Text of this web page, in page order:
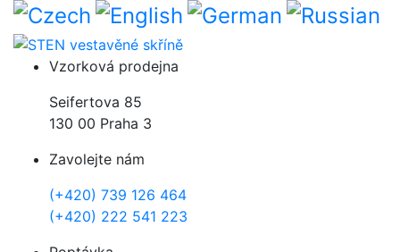
Přejít k hlavnímu obsahu
Vzorková prodejna
Seifertova 85
130 00 Praha 3
Zavolejte nám
(+420) 739 126 464
(+420) 222 541 223